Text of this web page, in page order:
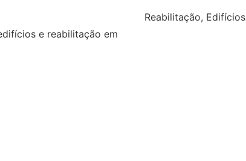
e reabilitação em
Reabilitação, Edifícios